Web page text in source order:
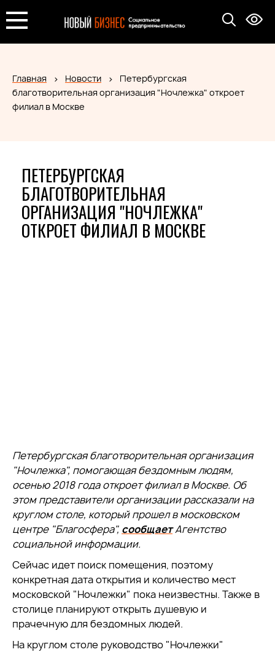
Главная Новости
Петербургская
благотворительная организация "Ночлежка" откроет
филиал в Москве
ПЕТЕРБУРГСКАЯ
БЛАГОТВОРИТЕЛЬНАЯ
ОРГАНИЗАЦИЯ "НОЧЛЕЖКА"
ОТКРОЕТ ФИЛИАЛ В МОСКВЕ
Петербургская благотворительная организация
"Ночлежка", помогающая бездомным людям,
осенью 2018 года откроет филиал в Москве. Об
этом представители организации рассказали на
круглом столе, который прошел в московском
центре "Благосфера", сообщаетАгентство
социальной информации.
Сейчас идет поиск помещения, поэтому
конкретная дата открытия и количество мест
московской "Ночлежки" пока неизвестны. Также в
столице планируют открыть душевую и
прачечную для бездомных людей.
На круглом столе руководство "Ночлежки"